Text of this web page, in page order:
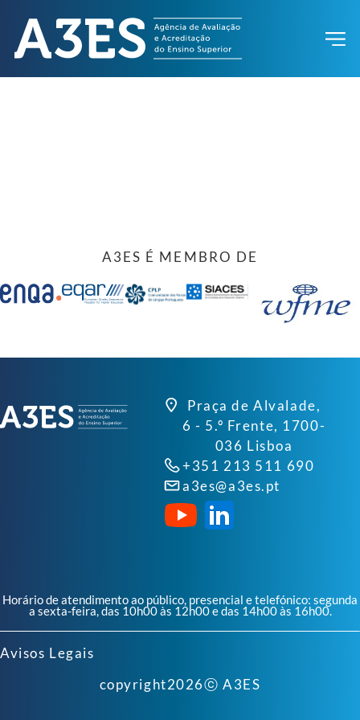
A3ES É MEMBRO DE
Praça de Alvalade,
6 - 5.º Frente, 1700-
036 Lisboa
+351 213 511 690
a3es@a3es.pt
Horário de atendimento ao público, presencial e telefónico: segunda
a sexta-feira, das 10h00 às 12h00 e das 14h00 às 16h00.
Avisos Legais
copyright2026ⓒ A3ES